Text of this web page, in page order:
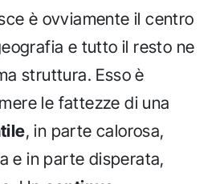
è ovviamente il centro
e tutto il resto ne
struttura. Esso è
le fattezze di una
, in parte calorosa,
e in parte disperata,